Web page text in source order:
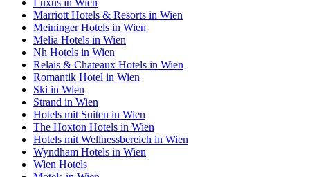
Luxus in Wien
Marriott Hotels & Resorts in Wien
Meininger Hotels in Wien
Melia Hotels in Wien
Nh Hotels in Wien
Relais & Chateaux Hotels in Wien
Romantik Hotel in Wien
Ski in Wien
Strand in Wien
Hotels mit Suiten in Wien
The Hoxton Hotels in Wien
Hotels mit Wellnessbereich in Wien
Wyndham Hotels in Wien
Wien Hotels